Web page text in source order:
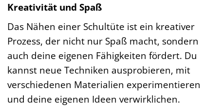
Kreativität und Spaß
Das Nähen einer Schultüte ist ein kreativer
Prozess, der nicht nur Spaß macht, sondern
auch deine eigenen Fähigkeiten fördert. Du
kannst neue Techniken ausprobieren, mit
verschiedenen Materialien experimentieren
und deine eigenen Ideen verwirklichen.